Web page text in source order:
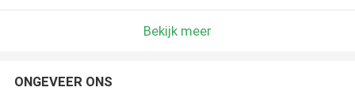
Bekijk meer
ONGEVEER ONS